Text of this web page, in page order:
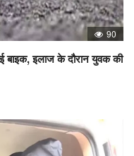
90
बाइक, इलाज के दौरान युवक की